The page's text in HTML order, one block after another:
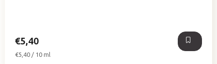
€5,40
Jednotková
€5,40 / 10 ml